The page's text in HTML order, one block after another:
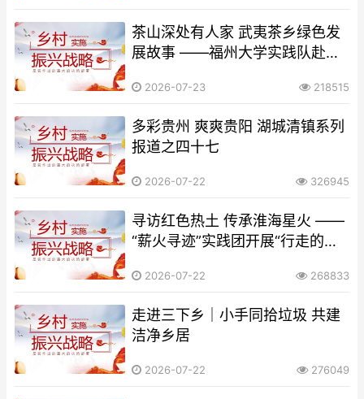
茶山深处有人家 武夷茶乡绿色发
展故事 ——福州大学实践队赴武
2026-07-23 218515
多彩贵州 爽爽贵阳 湖城清镇系列
报道之四十七
2026-07-22 326945
寻访红色热土 传承淮海星火 ——
“薪火寻迹”实践团开展“行走的思
2026-07-22 268833
走进三下乡｜小手同拾垃圾 共建
洁净乡居
2026-07-22 276049